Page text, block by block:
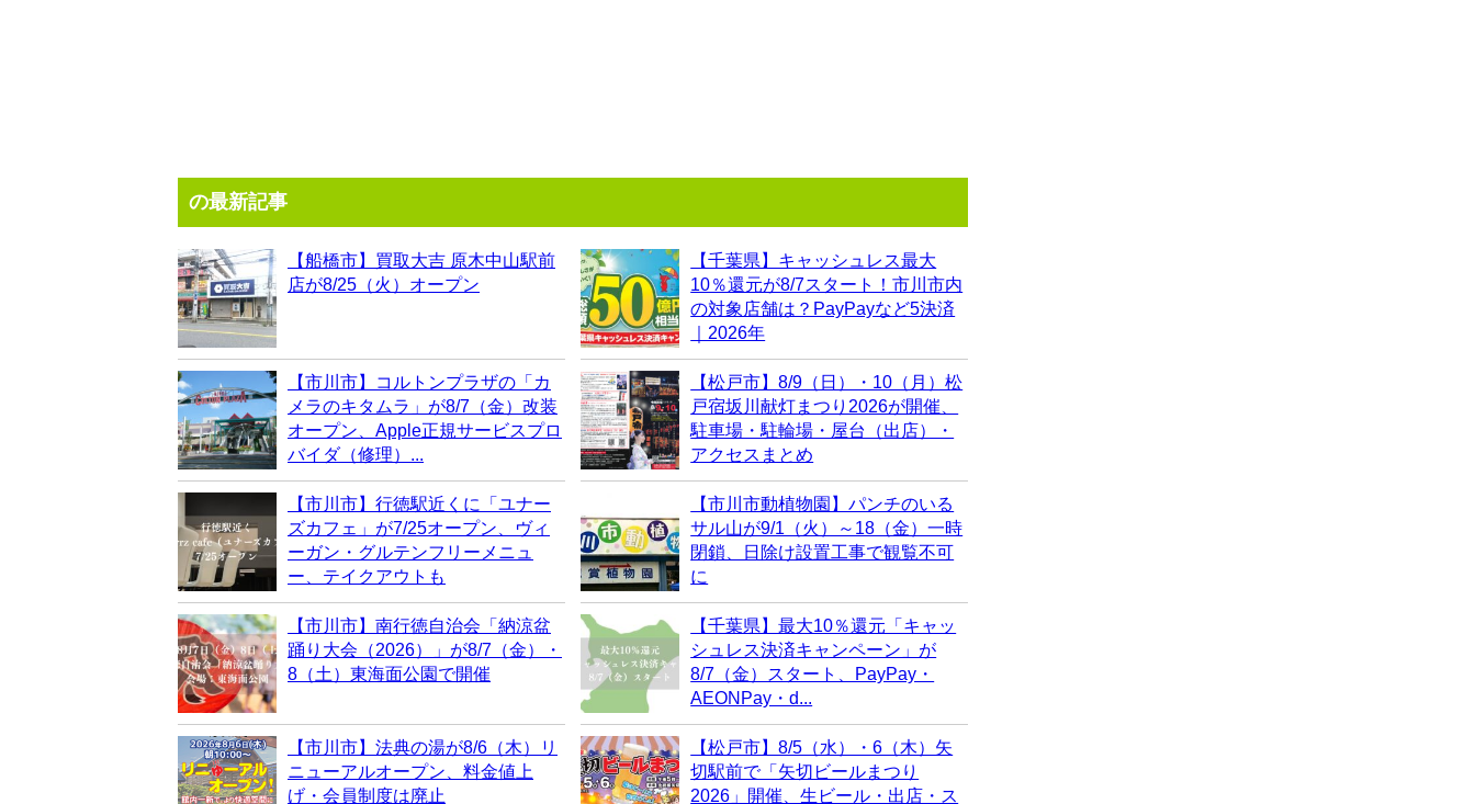
の最新記事
【船橋市】買取大吉 原木中山駅前
店が8/25（火）オープン
【千葉県】キャッシュレス最大
10％還元が8/7スタート！市川市内
の対象店舗は？PayPayなど5決済
｜2026年
【市川市】コルトンプラザの「カ
メラのキタムラ」が8/7（金）改装
オープン、Apple正規サービスプロ
バイダ（修理）...
【松戸市】8/9（日）・10（月）松
戸宿坂川献灯まつり2026が開催、
駐車場・駐輪場・屋台（出店）・
アクセスまとめ
【市川市】行徳駅近くに「ユナー
ズカフェ」が7/25オープン、ヴィ
ーガン・グルテンフリーメニュ
ー、テイクアウトも
【市川市動植物園】パンチのいる
サル山が9/1（火）～18（金）一時
閉鎖、日除け設置工事で観覧不可
に
【市川市】南行徳自治会「納涼盆
踊り大会（2026）」が8/7（金）・
8（土）東海面公園で開催
【千葉県】最大10％還元「キャッ
シュレス決済キャンペーン」が
8/7（金）スタート、PayPay・
AEONPay・d...
【市川市】法典の湯が8/6（木）リ
ニューアルオープン、料金値上
げ・会員制度は廃止
【松戸市】8/5（水）・6（木）矢
切駅前で「矢切ビールまつり
2026」開催、生ビール・出店・ス